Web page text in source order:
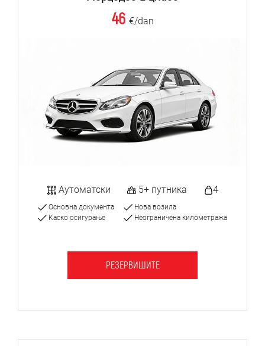
46 €/dan
Аутоматски 5+ путника 4
Основна документа
Каско осигурање
Нова возила
Неограничена километража
РЕЗЕРВИШИТЕ